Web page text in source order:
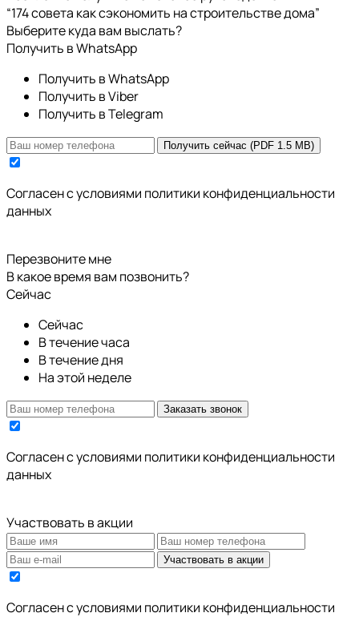
“174 совета как сэкономить на строительстве дома”
Выберите куда вам выслать?
Получить в WhatsApp
Получить в WhatsApp
Получить в Viber
Получить в Telegram
Получить сейчас (PDF 1.5 MB)
Cогласен с условиями политики конфиденциальности
данных
Перезвоните мне
В какое время вам позвонить?
Сейчас
Сейчас
В течение часа
В течение дня
На этой неделе
Заказать звонок
Cогласен с условиями политики конфиденциальности
данных
Участвовать в акции
Участвовать в акции
Cогласен с условиями политики конфиденциальности